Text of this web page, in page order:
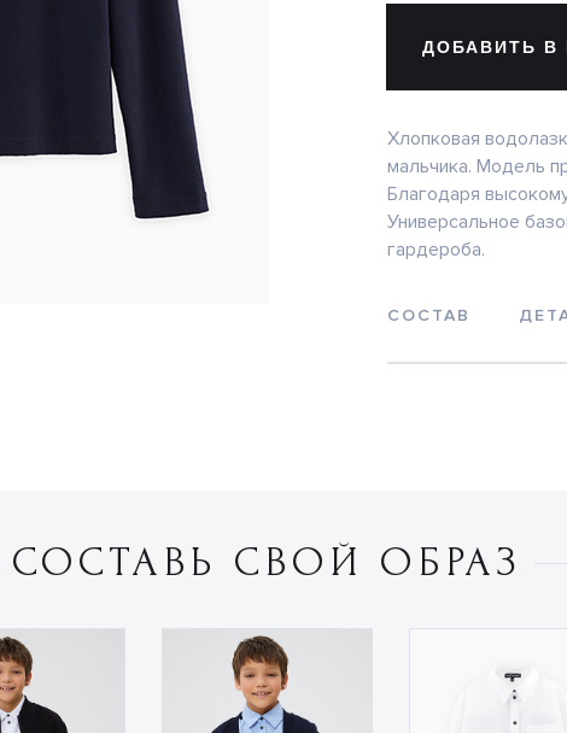
ДОБАВИТЬ В
Хлопковая
мальчика. Модель
Благодаря
Универсальное
гардероба.
СОСТАВ
СОСТАВЬ СВОЙ ОБРАЗ